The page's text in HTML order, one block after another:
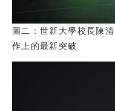
圖二：世新大學校長陳
作上的最新突破